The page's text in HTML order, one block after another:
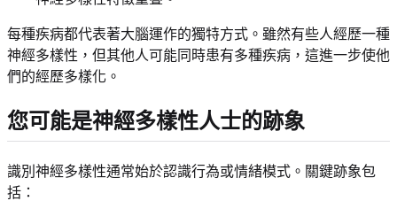
每種疾病都代表著大腦運作的獨特方式。雖然有些人經歷一種
神經多樣性，但其他人可能同時患有多種疾病，這進一步使他
們的經歷多樣化。
您可能是神經多樣性人士的跡象
識別神經多樣性通常始於認識行為或情緒模式。關鍵跡象包
括：